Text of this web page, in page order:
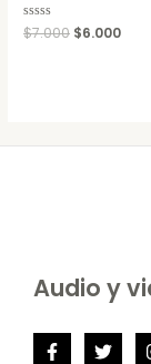
Rated
0
$7.000 $6.000
Audio y